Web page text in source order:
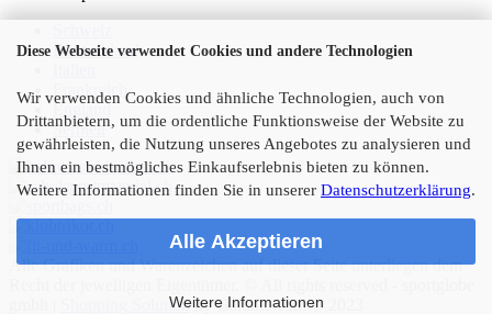
Diese Webseite verwendet Cookies und andere Technologien
Wir verwenden Cookies und ähnliche Technologien, auch von
Drittanbietern, um die ordentliche Funktionsweise der Website zu
gewährleisten, die Nutzung unseres Angebotes zu analysieren und
Ihnen ein bestmögliches Einkaufserlebnis bieten zu können.
Weitere Informationen finden Sie in unserer Datenschutzerklärung.
Alle Akzeptieren
Weitere Informationen
Deutschland
Frankreich
England
Serbien
Alle Grafiken und Warenzeichen auf dieser Seite unterliegen dem
Shopping Solutionby Gambio.com © 2023